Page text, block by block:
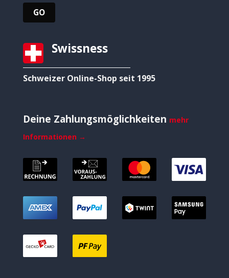
Swissness
Schweizer Online-Shop seit 1995
Deine Zahlungsmöglichkeiten mehr
Informationen →